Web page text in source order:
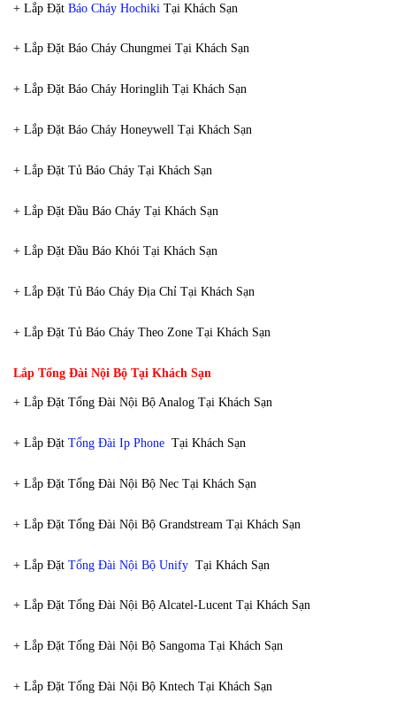
+ Lắp Đặt Báo Cháy Hochiki Tại Khách Sạn
+ Lắp Đặt Báo Cháy Chungmei Tại Khách Sạn
+ Lắp Đặt Báo Cháy Horinglih Tại Khách Sạn
+ Lắp Đặt Báo Cháy Honeywell Tại Khách Sạn
+ Lắp Đặt Tủ Báo Cháy Tại Khách Sạn
+ Lắp Đặt Đầu Báo Cháy Tại Khách Sạn
+ Lắp Đặt Đầu Báo Khói Tại Khách Sạn
+ Lắp Đặt Tủ Báo Cháy Địa Chỉ Tại Khách Sạn
+ Lắp Đặt Tủ Báo Cháy Theo Zone Tại Khách Sạn
Lắp Tổng Đài Nội Bộ Tại Khách Sạn
+ Lắp Đặt Tổng Đài Nội Bộ Analog Tại Khách Sạn
+ Lắp Đặt Tổng Đài Ip Phone Tại Khách Sạn
+ Lắp Đặt Tổng Đài Nội Bộ Nec Tại Khách Sạn
+ Lắp Đặt Tổng Đài Nội Bộ Grandstream Tại Khách Sạn
+ Lắp Đặt Tổng Đài Nội Bộ Unify Tại Khách Sạn
+ Lắp Đặt Tổng Đài Nội Bộ Alcatel-Lucent Tại Khách Sạn
+ Lắp Đặt Tổng Đài Nội Bộ Sangoma Tại Khách Sạn
+ Lắp Đặt Tổng Đài Nội Bộ Kntech Tại Khách Sạn